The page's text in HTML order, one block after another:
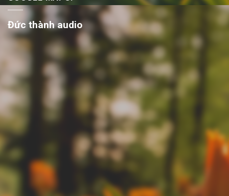
Đức thành audio